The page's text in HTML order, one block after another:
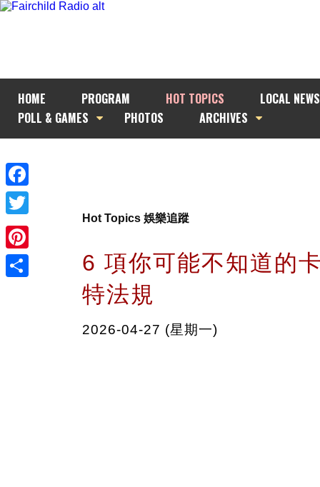
HOME PROGRAM HOT TOPICS
LOCAL NEWS
POLL & GAMES
PHOTOS ARCHIVES
Facebook
Twitter
Pinterest
Hot Topics 娛樂追蹤
6 項你可能不知道的
特法規
2026-04-27 (星期一)